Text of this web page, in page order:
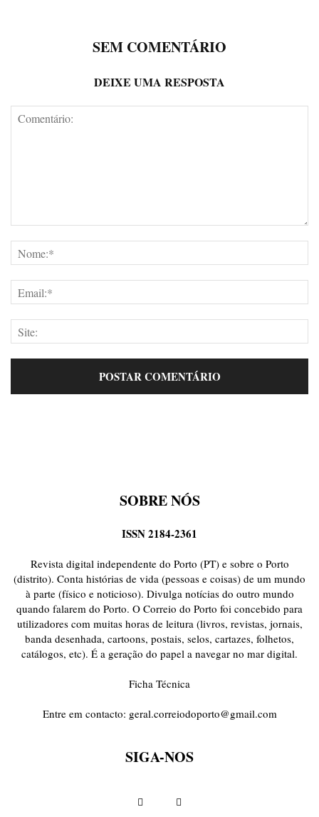
SEM COMENTÁRIO
DEIXE UMA RESPOSTA
SOBRE NÓS
ISSN 2184-2361
Revista digital independente do Porto (PT) e sobre o Porto
(distrito). Conta histórias de vida (pessoas e coisas) de um mundo
à parte (físico e noticioso). Divulga notícias do outro mundo
quando falarem do Porto. O Correio do Porto foi concebido para
utilizadores com muitas horas de leitura (livros, revistas, jornais,
banda desenhada, cartoons, postais, selos, cartazes, folhetos,
catálogos, etc). É a geração do papel a navegar no mar digital.
Ficha Técnica
Entre em contacto: geral.correiodoporto@gmail.com
SIGA-NOS